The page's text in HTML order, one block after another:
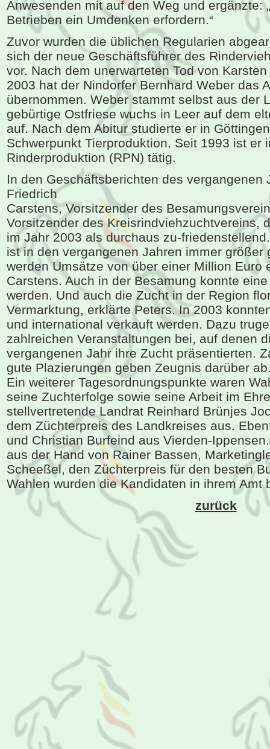
Anwesenden mit auf den Weg und ergänzte:
Betrieben ein Umdenken erfordern.“
Zuvor wurden die üblichen Regularien
sich der neue Geschäftsführer des
vor. Nach dem unerwarteten Tod von
2003 hat der Nindorfer Bernhard Weber das
übernommen. Weber stammt selbst aus der
gebürtige Ostfriese wuchs in Leer auf dem
auf. Nach dem Abitur studierte er in
Schwerpunkt Tierproduktion. Seit 1993 ist er
Rinderproduktion (RPN) tätig.
In den Geschäftsberichten des vergangenen
Friedrich
Carstens, Vorsitzender des
Vorsitzender des Kreisrindviehzuchtvereins,
im Jahr 2003 als durchaus zu-
ist in den vergangenen Jahren immer größer
werden Umsätze von über einer Million Euro
Carstens. Auch in der Besamung konnte
werden. Und auch die Zucht in der Region
Vermarktung, erklärte Peters. In 2003
und international verkauft werden. Dazu
zahlreichen Veranstaltungen bei, auf denen
vergangenen Jahr ihre Zucht präsentierten.
gute Plazierungen geben Zeugnis darüber
Ein weiterer Tagesordnungspunkte waren
seine Zuchterfolge sowie seine Arbeit im
stellvertretende Landrat Reinhard Brünjes
dem Züchterpreis des Landkreises aus.
und Christian Burfeind aus Vierden-
aus der Hand von Rainer Bassen,
Scheeßel, den Züchterpreis für den besten
Wahlen wurden die Kandidaten in ihrem Amt
zurück